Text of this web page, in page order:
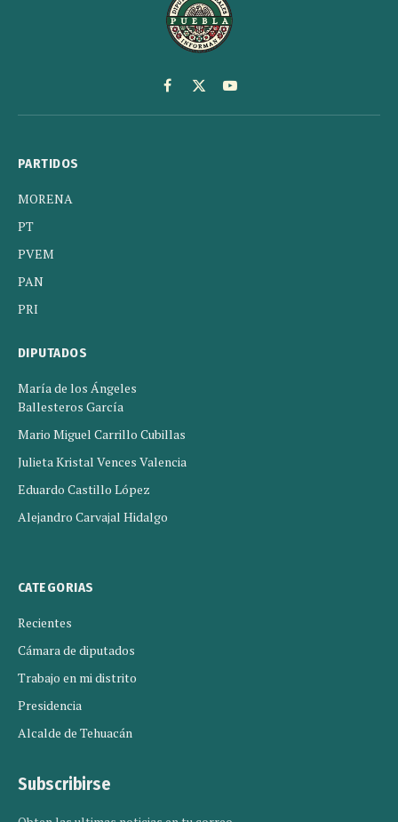
Facebook
X
(Twitter)
YouTube
PARTIDOS
MORENA
PT
PVEM
PAN
PRI
DIPUTADOS
María de los Ángeles
Ballesteros García
Mario Miguel Carrillo Cubillas
Julieta Kristal Vences Valencia
Eduardo Castillo López
Alejandro Carvajal Hidalgo
CATEGORIAS
Recientes
Cámara de diputados
Trabajo en mi distrito
Presidencia
Alcalde de Tehuacán
Subscribirse